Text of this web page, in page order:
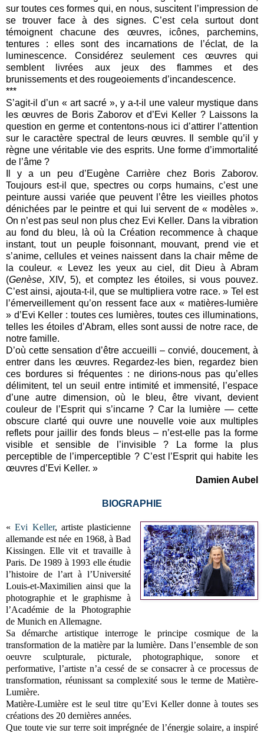
sur toutes ces formes qui, en nous, suscitent l’impression de
se trouver face à des signes. C’est cela surtout dont
témoignent chacune des œuvres, icônes, parchemins,
tentures : elles sont des incarnations de l’éclat, de la
luminescence. Considérez seulement ces œuvres qui
semblent livrées aux jeux des flammes et des
brunissements et des rougeoiements d’incandescence.
***
S’agit-il d’un « art sacré », y a-t-il une valeur mystique dans
les œuvres de Boris Zaborov et d’Evi Keller ? Laissons la
question en germe et contentons-nous ici d’attirer l’attention
sur le caractère spectral de leurs œuvres. Il semble qu’il y
règne une véritable vie des esprits. Une forme d’immortalité
de l’âme ?
Il y a un peu d’Eugène Carrière chez Boris Zaborov.
Toujours est-il que, spectres ou corps humains, c’est une
peinture aussi variée que peuvent l’être les vieilles photos
dénichées par le peintre et qui lui servent de « modèles ».
On n’est pas seul non plus chez Evi Keller. Dans la vibration
au fond du bleu, là où la Création recommence à chaque
instant, tout un peuple foisonnant, mouvant, prend vie et
s’anime, cellules et veines naissent dans la chair même de
la couleur. « Levez les yeux au ciel, dit Dieu à Abram
(Genèse, XIV, 5), et comptez les étoiles, si vous pouvez.
C’est ainsi, ajouta-t-il, que se multipliera votre race. » Tel est
l’émerveillement qu’on ressent face aux « matières-lumière
» d’Evi Keller : toutes ces lumières, toutes ces illuminations,
telles les étoiles d’Abram, elles sont aussi de notre race, de
notre famille.
D’où cette sensation d’être accueilli – convié, doucement, à
entrer dans les œuvres. Regardez-les bien, regardez bien
ces bordures si fréquentes : ne dirions-nous pas qu’elles
délimitent, tel un seuil entre intimité et immensité, l’espace
d’une autre dimension, où le bleu, être vivant, devient
couleur de l’Esprit qui s’incarne ? Car la lumière — cette
obscure clarté qui ouvre une nouvelle voie aux multiples
reflets pour jaillir des fonds bleus – n’est-elle pas la forme
visible et sensible de l’invisible ? La forme la plus
perceptible de l’imperceptible ? C’est l’Esprit qui habite les
œuvres d’Evi Keller. »
Damien Aubel
BIOGRAPHIE
«Evi Keller, artiste plasticienne
allemande est née en 1968, à Bad
Kissingen. Elle vit et travaille à
Paris. De 1989 à 1993 elle étudie
l’histoire de l’art à l’Université
Louis-et-Maximilien ainsi que la
photographie et le graphisme à
l’Académie de la Photographie
de Munich en Allemagne.
Sa démarche artistique interroge le principe cosmique de la
transformation de la matière par la lumière. Dans l’ensemble de son
oeuvre sculpturale, picturale, photographique, sonore et
performative, l’artiste n’a cessé de se consacrer à ce processus de
transformation, réunissant sa complexité sous le terme de Matière-
Lumière.
Matière-Lumière est le seul titre qu’Evi Keller donne à toutes ses
créations des 20 dernières années.
Que toute vie sur terre soit imprégnée de l’énergie solaire, a inspiré